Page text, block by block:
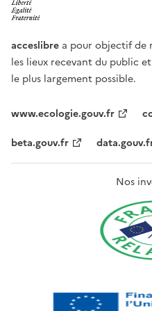
acceslibre a pour objectif de
les lieux recevant du public
le plus largement possible.
www.ecologie.gouv.fr
beta.gouv.fr
Nos